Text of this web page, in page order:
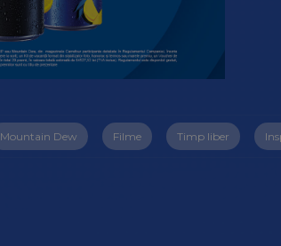
Mountain Dew Filme Timp liber